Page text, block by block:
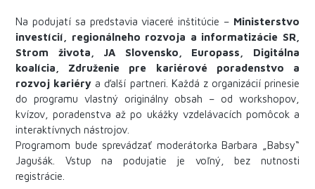
Na podujatí sa predstavia viaceré inštitúcie – Ministerstvo
investícií, regionálneho rozvoja a informatizácie SR,
Strom života, JA Slovensko, Europass, Digitálna
koalícia, Združenie pre kariérové poradenstvo a
rozvoj kariéry a ďalší partneri. Každá z organizácií prinesie
do programu vlastný originálny obsah – od workshopov,
kvízov, poradenstva až po ukážky vzdelávacích pomôcok a
interaktívnych nástrojov.
Programom bude sprevádzať moderátorka Barbara „Babsy“
Jagušák. Vstup na podujatie je voľný, bez nutnosti
registrácie.